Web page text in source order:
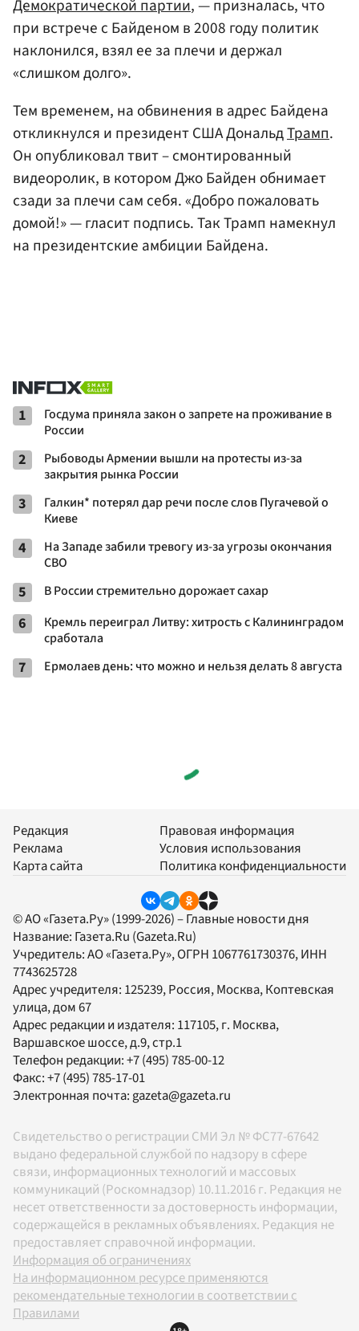
Демократической партии, — призналась, что
при встрече с Байденом в 2008 году политик
наклонился, взял ее за плечи и держал
«слишком долго».
Тем временем, на обвинения в адрес Байдена
откликнулся и президент США ДональдТрамп.
Он опубликовал твит – смонтированный
видеоролик, в котором Джо Байден обнимает
сзади за плечи сам себя. «Добро пожаловать
домой!» — гласит подпись. Так Трамп намекнул
на президентские амбиции Байдена.
1
Госдума приняла закон о запрете на проживание в
России
2
Рыбоводы Армении вышли на протесты из-за
закрытия рынка России
3
Галкин* потерял дар речи после слов Пугачевой о
Киеве
4
На Западе забили тревогу из-за угрозы окончания
СВО
5 В России стремительно дорожает сахар
6
Кремль переиграл Литву: хитрость с Калининградом
сработала
7 Ермолаев день: что можно и нельзя делать 8 августа
Редакция
Реклама
Карта сайта
Правовая информация
Условия использования
Политика конфиденциальности
© АО «Газета.Ру» (1999-2026) – Главные новости дня
Название: Газета.Ru (Gazeta.Ru)
Учредитель:АО «Газета.Ру», ОГРН 1067761730376, ИНН
7743625728
Адрес учредителя: 125239, Россия, Москва, Коптевская
улица, дом 67
Адрес редакции и издателя: 117105, г. Москва,
Варшавское шоссе, д.9, стр.1
Телефон редакции:+7 (495) 785-00-12
Факс:+7 (495) 785-17-01
Электронная почта:gazeta@gazeta.ru
Свидетельство о регистрации СМИ Эл № ФС77-67642
выдано федеральной службой по надзору в сфере
связи, информационных технологий и массовых
коммуникаций (Роскомнадзор) 10.11.2016 г. Редакция не
несет ответственности за достоверность информации,
содержащейся в рекламных объявлениях. Редакция не
предоставляет справочной информации.
Информация об ограничениях
На информационном ресурсе применяются
рекомендательные технологии в соответствии с
Правилами